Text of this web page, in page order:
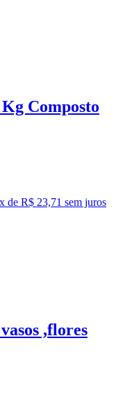
Composto
x de R$ 23,71 sem juros
,flores